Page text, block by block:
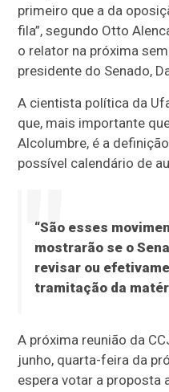
primeiro que a da
fila”, segundo Otto
o relator na próxima
presidente do Senado,
A cientista política da
que, mais importante
Alcolumbre, é a
possível calendário de
“São esses
mostrarão se o
revisar ou
tramitação da
A próxima reunião da
junho, quarta-feira da
espera votar a proposta